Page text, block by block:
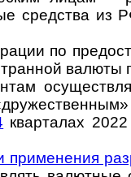
сред­ства из
по
ва­люты
кварталах
при­ме­не­ния